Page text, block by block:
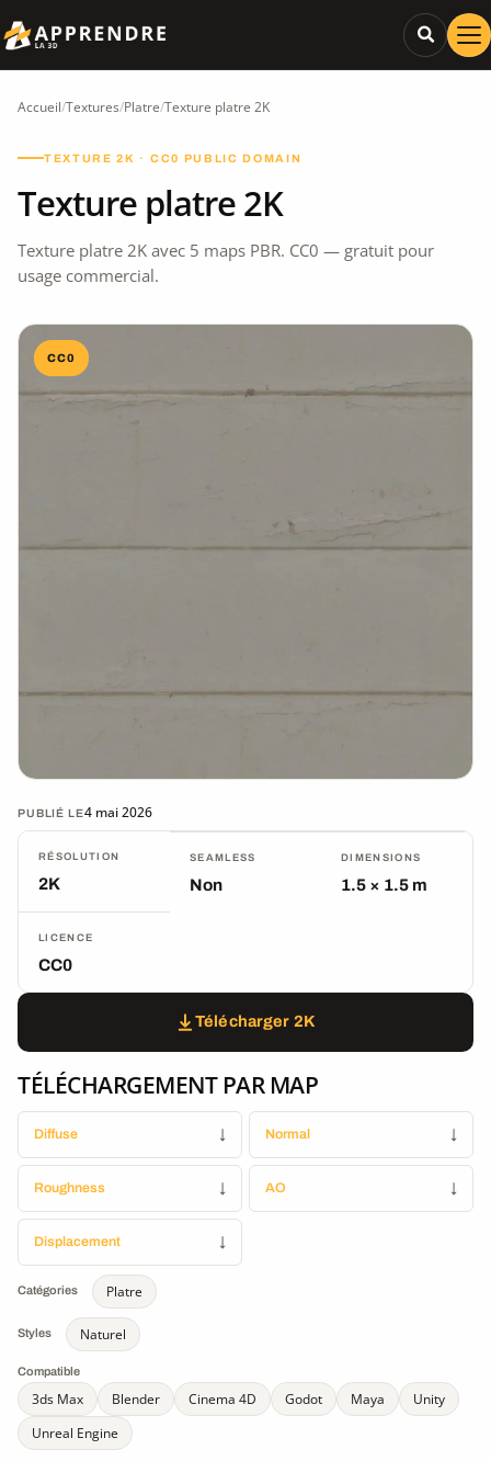
Accueil/Textures/Platre/Texture platre 2K
TEXTURE 2K · CC0 PUBLIC DOMAIN
Texture platre 2K
Texture platre 2K avec 5 maps PBR. CC0 — gratuit pour
usage commercial.
CC0
PUBLIÉ LE4 mai 2026
RÉSOLUTION
2K
SEAMLESS
Non
DIMENSIONS
1.5 × 1.5 m
LICENCE
CC0
Télécharger 2K
TÉLÉCHARGEMENT PAR MAP
Diffuse ↓ Normal ↓
Roughness ↓ AO ↓
Displacement ↓
Catégories Platre
Styles Naturel
Compatible
3ds Max Blender Cinema 4D Godot Maya
Unity
Unreal Engine